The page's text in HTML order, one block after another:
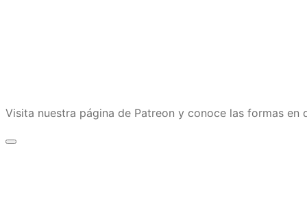
Visita nuestra página de Patreon y conoce las formas en